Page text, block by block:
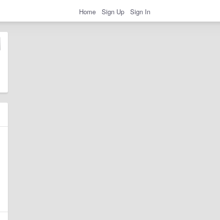
Home Sign Up Sign In